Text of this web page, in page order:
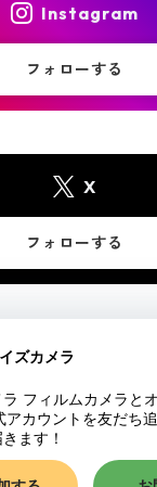
Instagram
フォローする
X
フォローする
フィルムカメラとオー